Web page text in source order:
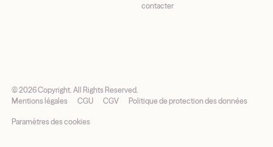
contacter
©2026Copyright. All Rights Reserved.
Mentions légales
CGU CGV Politique de protection des données
Paramètres des cookies